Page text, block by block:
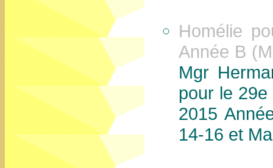
Homélie
Année B
Mgr
pour le
2015
14-16 et